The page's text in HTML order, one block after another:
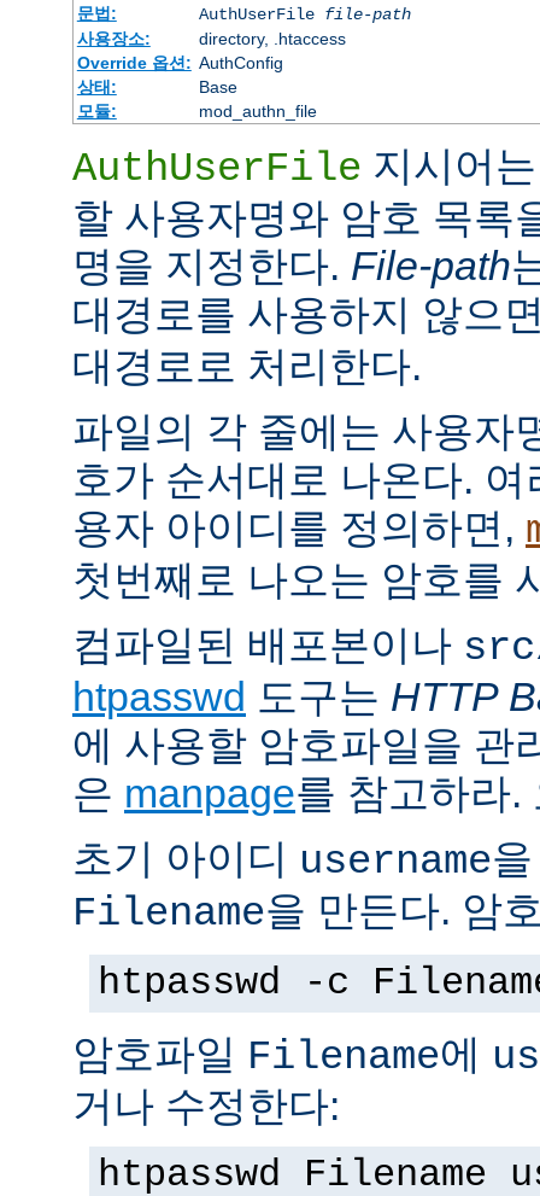
문법:
AuthUserFile file-path
사용장소:
directory, .htaccess
Override 옵션: AuthConfig
상태:
Base
모듈:
mod_authn_file
AuthUserFile 지시어
할 사용자명와 암호 목록
명을 지정한다. File-path
대경로를 사용하지 않으
대경로로 처리한다.
파일의 각 줄에는 사용자
호가 순서대로 나온다.
용자 아이디를 정의하면,
첫번째로 나오는 암호를
컴파일된 배포본이나
htpasswd 도구는 HTTP
에 사용할 암호파일을 관
은 manpage를 참고하라.
초기 아이디 username
Filename을 만든다. 암
htpasswd -c
암호파일 Filename에
거나 수정한다:
htpasswd Filename